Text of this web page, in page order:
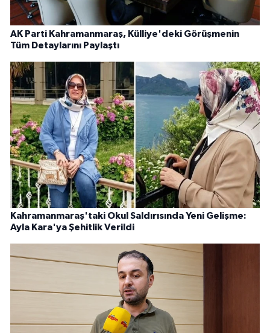
AK Parti Kahramanmaraş, Külliye'deki Görüşmenin
Tüm Detaylarını Paylaştı
Kahramanmaraş'taki Okul Saldırısında Yeni Gelişme:
Ayla Kara'ya Şehitlik Verildi